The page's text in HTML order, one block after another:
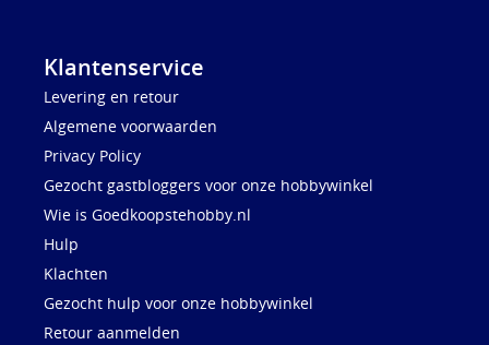
Klantenservice
Levering en retour
Algemene voorwaarden
Privacy Policy
Gezocht gastbloggers voor onze hobbywinkel
Wie is Goedkoopstehobby.nl
Hulp
Klachten
Gezocht hulp voor onze hobbywinkel
Retour aanmelden